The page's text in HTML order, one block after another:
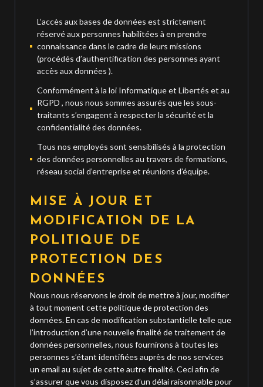
L’accès aux bases de données est strictement
réservé aux personnes habilitées à en prendre
connaissance dans le cadre de leurs missions
(procédés d’authentification des personnes ayant
accès aux données ).
Conformément à la loi Informatique et Libertés et au
RGPD , nous nous sommes assurés que les sous-
traitants s’engagent à respecter la sécurité et la
confidentialité des données.
Tous nos employés sont sensibilisés à la protection
des données personnelles au travers de formations,
réseau social d’entreprise et réunions d’équipe.
MISE À JOUR ET
MODIFICATION DE LA
POLITIQUE DE
PROTECTION DES
DONNÉES
Nous nous réservons le droit de mettre à jour, modifier
à tout moment cette politique de protection des
données. En cas de modification substantielle telle que
l’introduction d’une nouvelle finalité de traitement de
données personnelles, nous fournirons à toutes les
personnes s’étant identifiées auprès de nos services
un email au sujet de cette autre finalité. Ceci afin de
s’assurer que vous disposez d’un délai raisonnable pour